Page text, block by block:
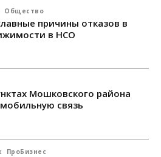
Общество
причины отказов в
в НСО
Мошковского района
связь
ПроБизнес